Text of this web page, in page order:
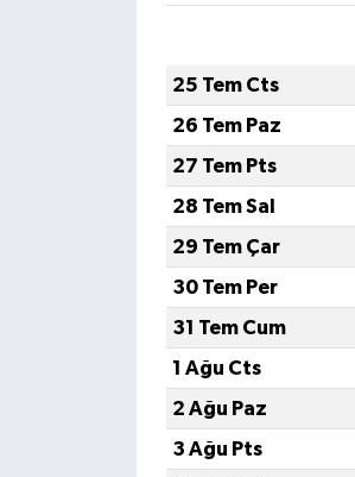
25 Tem Cts
26 Tem Paz
27 Tem Pts
28 Tem Sal
29 Tem Çar
30 Tem Per
31 Tem Cum
1 Ağu Cts
2 Ağu Paz
3 Ağu Pts